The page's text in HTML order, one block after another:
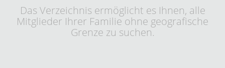
Das Verzeichnis ermöglicht es Ihnen, alle
Mitglieder Ihrer Familie ohne geografische
Grenze zu suchen.